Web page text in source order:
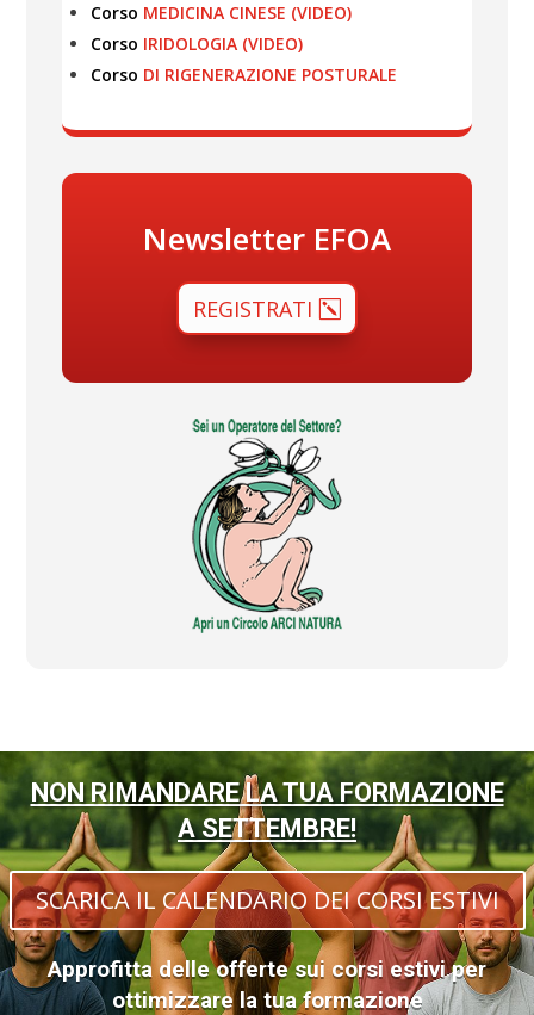
Corso MEDICINA CINESE (VIDEO)
Corso IRIDOLOGIA (VIDEO)
Corso DI RIGENERAZIONE POSTURALE
Newsletter EFOA
REGISTRATI
NON RIMANDARE LA TUA FORMAZIONE
A SETTEMBRE!
SCARICA IL CALENDARIO DEI CORSI ESTIVI
Approfitta delle offerte sui corsi estivi per
ottimizzare la tua formazione